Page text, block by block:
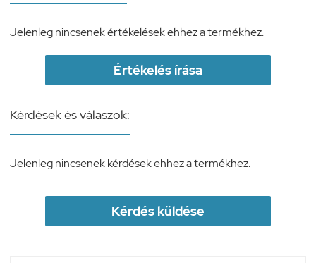
Jelenleg nincsenek értékelések ehhez a termékhez.
Értékelés írása
Kérdések és válaszok:
Jelenleg nincsenek kérdések ehhez a termékhez.
Kérdés küldése